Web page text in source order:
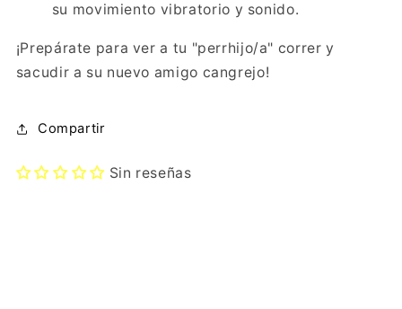
su movimiento vibratorio y sonido.
¡Prepárate para ver a tu "perrhijo/a" correr y
sacudir a su nuevo amigo cangrejo!
Compartir
Sin reseñas